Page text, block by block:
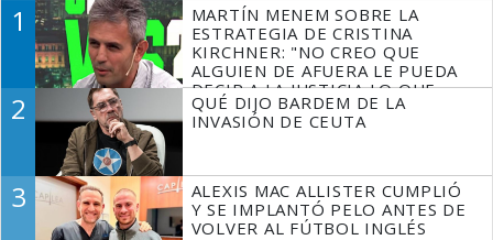
1
MARTÍN MENEM SOBRE LA
ESTRATEGIA DE CRISTINA
KIRCHNER: "NO CREO QUE
ALGUIEN DE AFUERA LE PUEDA
DECIR A LA JUSTICIA LO QUE
TIENE QUE HACER"
2
QUÉ DIJO BARDEM DE LA
INVASIÓN DE CEUTA
3
ALEXIS MAC ALLISTER CUMPLIÓ
Y SE IMPLANTÓ PELO ANTES DE
VOLVER AL FÚTBOL INGLÉS